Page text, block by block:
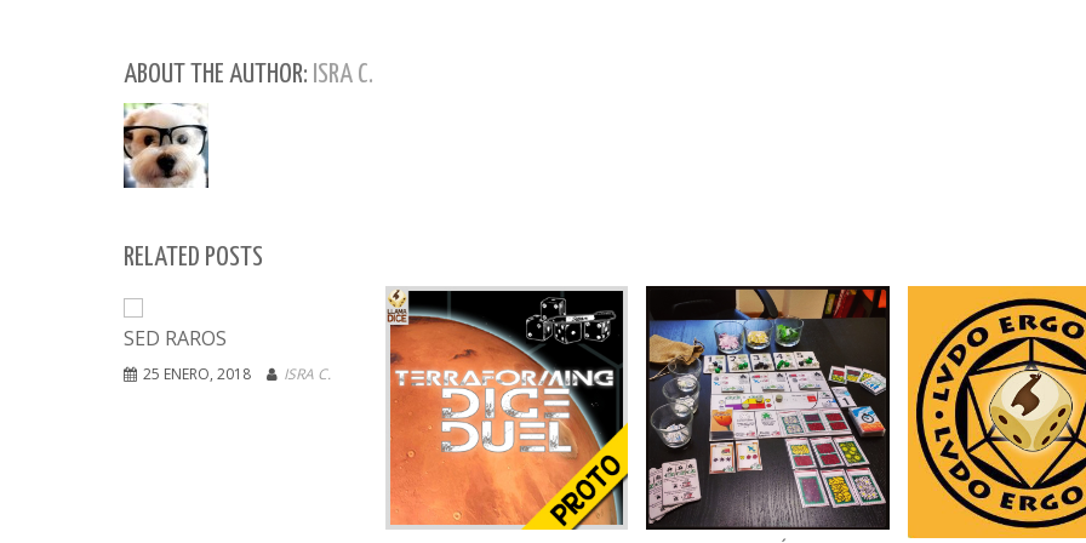
ABOUT THE AUTHOR: ISRA C.
RELATED POSTS
SED RAROS
25 ENERO, 2018 ISRA C.